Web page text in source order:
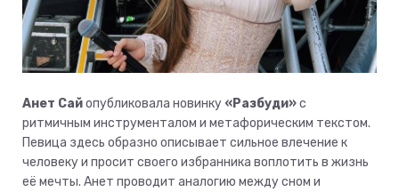
Анет Сайопубликовала новинку «Разбуди»с
ритмичным инструменталом и метафорическим текстом.
Певица здесь образно описывает сильное влечение к
человеку и просит своего избранника воплотить в жизнь
её мечты. Анет проводит аналогию между сном и